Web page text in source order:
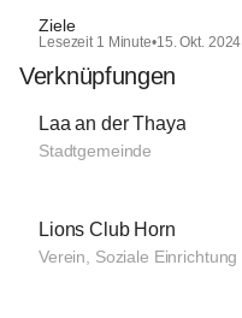
Ziele
Lesezeit 1 Minute•15. Okt. 2024
Verknüpfungen
Laa an der Thaya
Stadtgemeinde
Lions Club Horn
Verein, Soziale Einrichtung